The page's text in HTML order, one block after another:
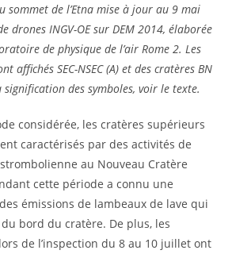
sommet de l’Etna mise à jour au 9 mai
drones INGV-OE sur DEM 2014, élaborée
de physique de l’air Rome 2. Les
affichés SEC-NSEC (A) et des cratères BN
signification des symboles, voir le texte.
considérée, les cratères supérieurs
caractérisés par des activités de
strombolienne au Nouveau Cratère
cette période a connu une
émissions de lambeaux de lave qui
bord du cratère. De plus, les
de l’inspection du 8 au 10 juillet ont